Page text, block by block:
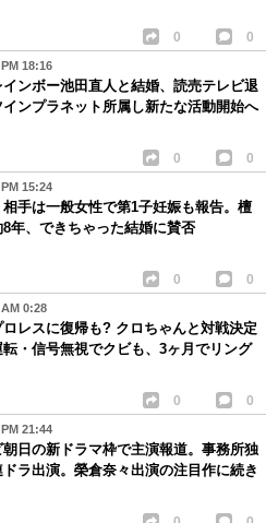
0 0
18:16
ンボー池田直人と結婚、読売テレビ退
ンプラネット所属し新たな活動開始へ
0 0
15:24
手は一般女性で第1子妊娠も報告。檀
年、できちゃった結婚に賛否
0 0
0:28
レスに復帰も? クロちゃんと対戦決定
・信号無視でクビも、3ヶ月でリング
0 0
21:44
日の新ドラマ枠で主演報道。事務所独
ラ出演。榮倉奈々出演の注目作に続き